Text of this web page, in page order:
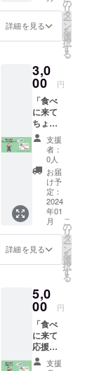
しま
す。 ①
お礼
メッ
入りポ
スト
カード
詳細 ①
感謝の
気持ち
を代表
者（絢
翔また
は慎）
が直筆
でポス
トカー
ドに書
きお送
り致し
ます。
詳細を見る
の
リ
タ
ー
ン
を
選
択
す
る
3,0
00 円
「食べ
に来て
ちょっ
ぴり応
援コー
ス」
(4’s)Ba
seを食
べに来
て、直
ちょっ
ぴり応
援した
い！と
いう
ろしく
お願い
しま
す。 ①
お礼
メッ
セージ
支援
者：
0人
お届
け予
定：
2024
年01
月
詳細を見る
こ
の
リ
タ
ー
ン
を
選
択
す
る
5,0
00 円
「食べ
に来て
応援
コー支援